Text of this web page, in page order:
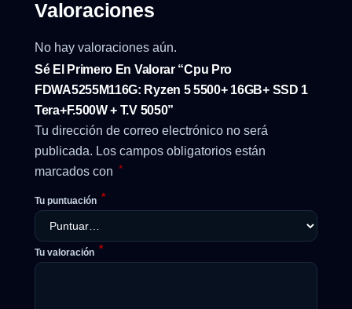
Valoraciones
No hay valoraciones aún.
Sé El Primero En Valorar “Cpu Pro
FDWA5255M116G: Ryzen 5 5500+ 16GB+ SSD 1
Tera+F.500W + T.V 5050”
Tu dirección de correo electrónico no será
publicada. Los campos obligatorios están
marcados con *
Tu puntuación *
Tu valoración *